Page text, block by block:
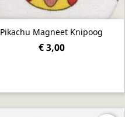
Pikachu Magneet Knipoog
€ 3,00